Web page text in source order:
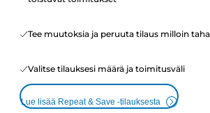
Tee muutoksia ja peruuta tilaus milloin
Valitse tilauksesi määrä ja toimitusväli
Lue lisää Repeat & Save -tilauksesta